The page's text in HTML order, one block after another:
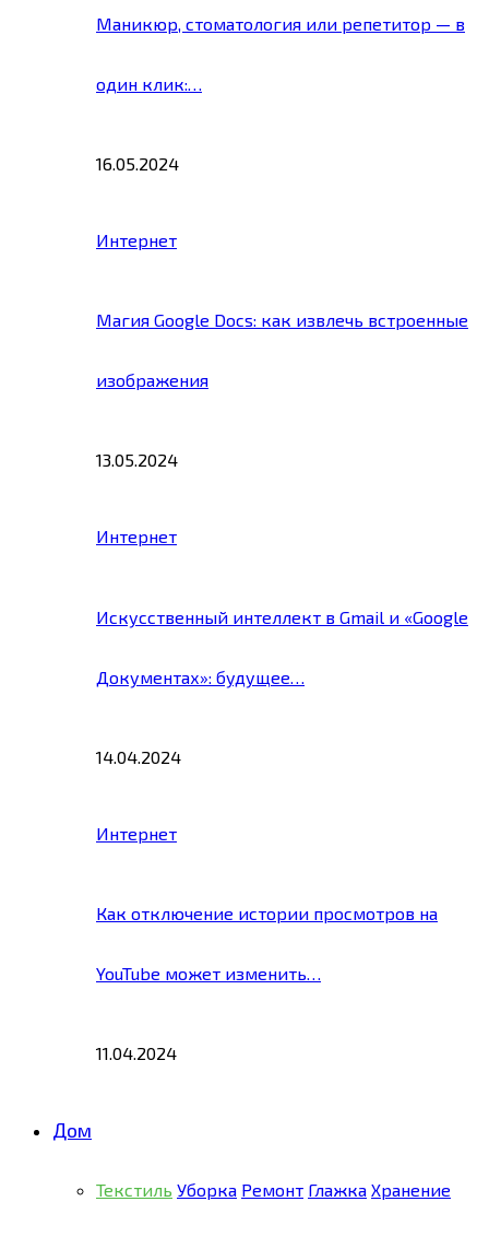
Маникюр, стоматология или репетитор — в
один клик:…
16.05.2024
Интернет
Магия Google Docs: как извлечь встроенные
изображения
13.05.2024
Интернет
Искусственный интеллект в Gmail и «Google
Документах»: будущее…
14.04.2024
Интернет
Как отключение истории просмотров на
YouTube может изменить…
11.04.2024
Дом
Текстиль Уборка Ремонт Глажка Хранение